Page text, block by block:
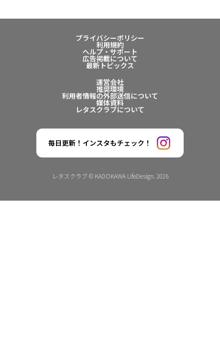
プライバシーポリシー
利用規約
ヘルプ・サポート
広告掲載について
最新トピックス
運営会社
推奨環境
利用者情報の外部送信について
媒体資料
レタスクラブについて
毎日更新！インスタもチェック！
レタスクラブ © KADOKAWA LifeDesign. 2026